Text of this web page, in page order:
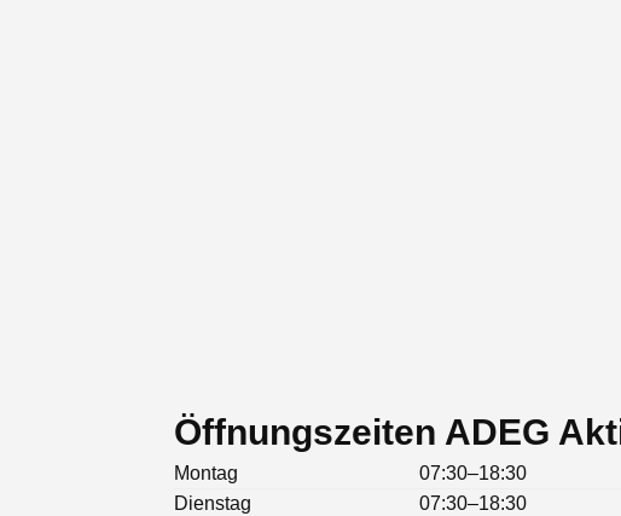
Öffnungszeiten ADEG
Montag
07:30–18:30
Dienstag
07:30–18:30